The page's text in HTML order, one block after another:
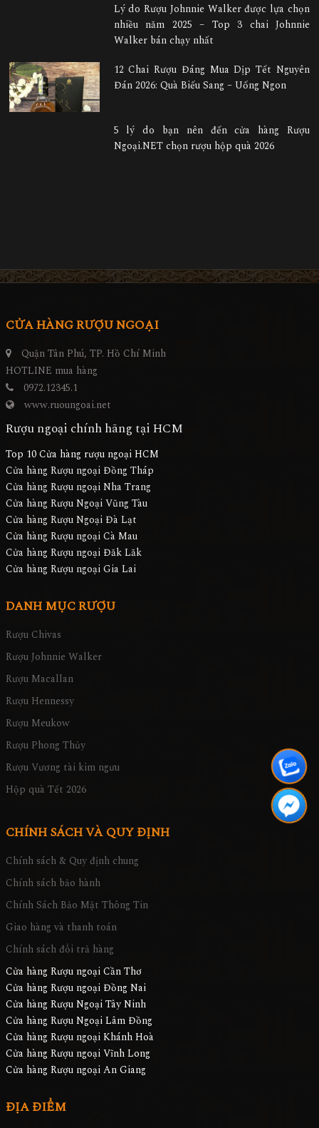
Lý do Rượu Johnnie Walker được lựa chọn
nhiều năm 2025 – Top 3 chai Johnnie
Walker bán chạy nhất
12 Chai Rượu Đáng Mua Dịp Tết Nguyên
Đán 2026: Quà Biếu Sang – Uống Ngon
5 lý do bạn nên đến cửa hàng Rượu
Ngoại.NET chọn rượu hộp quà 2026
CỬA HÀNG RƯỢU NGOẠI
Quận Tân Phú, TP. Hồ Chí Minh
HOTLINE mua hàng
0972.12345.1
www.ruoungoai.net
Rượu ngoại chính hãng tại HCM
Top 10 Cửa hàng rượu ngoại HCM
Cửa hàng Rượu ngoại Đồng Tháp
Cửa hàng Rượu ngoại Nha Trang
Cửa hàng Rượu Ngoại Vũng Tàu
Cửa hàng Rượu Ngoại Đà Lạt
Cửa hàng Rượu ngoại Cà Mau
Cửa hàng Rượu ngoại Đăk Lăk
Cửa hàng Rượu ngoại Gia Lai
DANH MỤC RƯỢU
Rượu Chivas
Rượu Johnnie Walker
Rượu Macallan
Rượu Hennessy
Rượu Meukow
Rượu Phong Thủy
Rượu Vương tài kim ngưu
Hộp quà Tết 2026
CHÍNH SÁCH VÀ QUY ĐỊNH
Chính sách & Quy định chung
Chính sách bảo hành
Chính Sách Bảo Mật Thông Tin
Giao hàng và thanh toán
Chính sách đổi trả hàng
Cửa hàng Rượu ngoại Cần Thơ
Cửa hàng Rượu ngoại Đồng Nai
Cửa hàng Rượu Ngoại Tây Ninh
Cửa hàng Rượu Ngoại Lâm Đồng
Cửa hàng Rượu ngoại Khánh Hoà
Cửa hàng Rượu ngoại Vĩnh Long
Cửa hàng Rượu ngoại An Giang
ĐỊA ĐIỂM